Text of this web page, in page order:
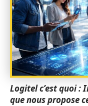
Logitel c’est quoi :
que nous propose